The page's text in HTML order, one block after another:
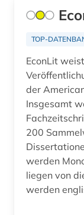
comic (1)
dante (1)
darwin (1)
Ungarn (3)
Zypern (1)
TOP-
EconLit
der
Insgesamt
200
werden
liegen von
werden